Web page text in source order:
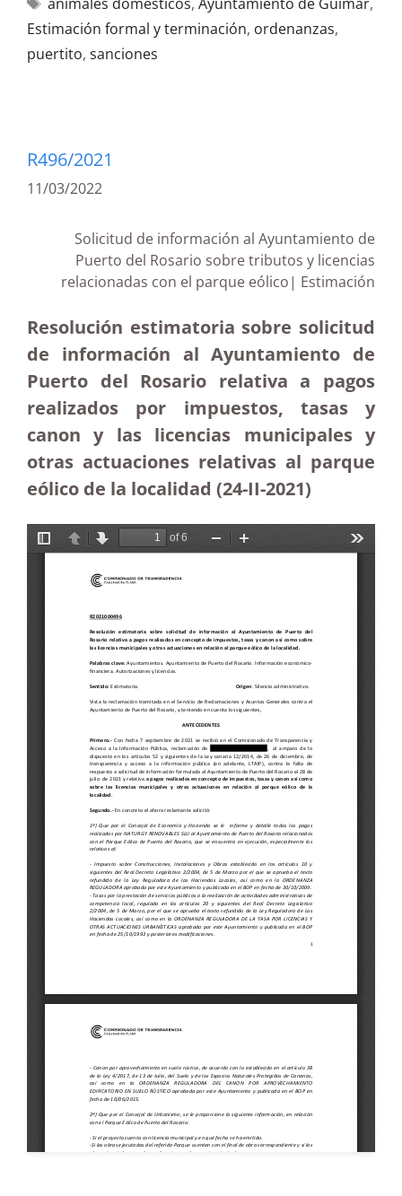
Estimación formal y terminación, ordenanzas,
puertito, sanciones
R496/2021
11/03/2022
Solicitud de información al Ayuntamiento de
Puerto del Rosario sobre tributos y licencias
relacionadas con el parque eólico| Estimación
Resolución estimatoria sobre solicitud
de información al Ayuntamiento de
Puerto del Rosario relativa a pagos
realizados por impuestos, tasas y
canon y las licencias municipales y
otras actuaciones relativas al parque
eólico de la localidad (24-II-2021)